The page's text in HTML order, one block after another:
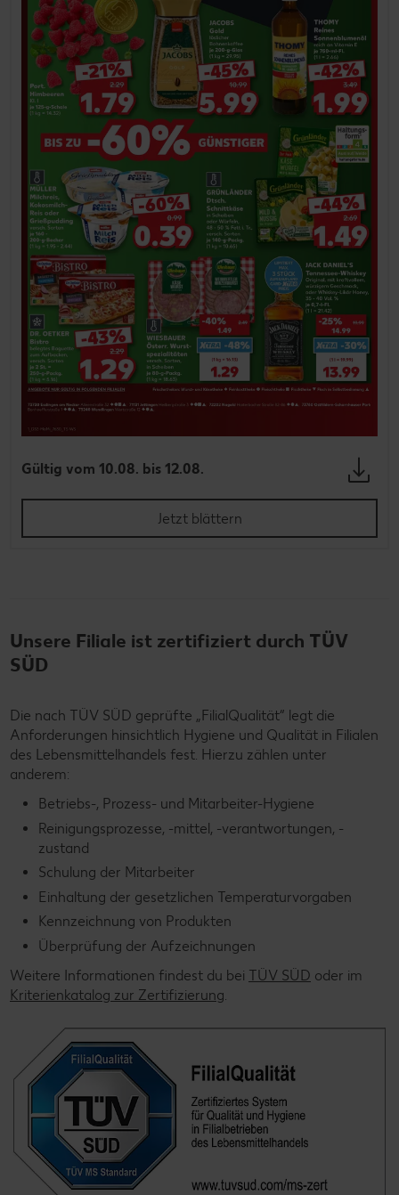
Gültig vom 10.08. bis 12.08.
Jetzt blättern
Unsere Filiale ist zertifiziert durch TÜV
SÜD
Die nach TÜV SÜD geprüfte „FilialQualität“ legt die
Anforderungen hinsichtlich Hygiene und Qualität in Filialen
des Lebensmittelhandels fest. Hierzu zählen unter
anderem:
Betriebs-, Prozess- und Mitarbeiter-Hygiene
Reinigungsprozesse, -mittel, -verantwortungen, -
zustand
Schulung der Mitarbeiter
Einhaltung der gesetzlichen Temperaturvorgaben
Kennzeichnung von Produkten
Überprüfung der Aufzeichnungen
Weitere Informationen findest du bei TÜV SÜD oder im
Kriterienkatalog zur Zertifizierung